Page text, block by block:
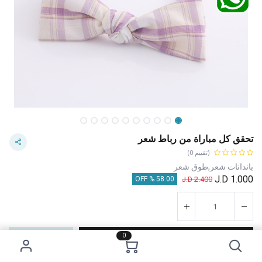
0
تحقق كل مباراة من رباط شعر
(تقييم 0)
باندانات شعر,طوق شعر
1.000
2.400
J.D
58.00 % OFF
إضافة إلى عربة التسوق اشترِ الآن